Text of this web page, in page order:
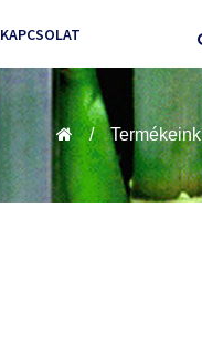
KAPCSOLAT
Termékeink